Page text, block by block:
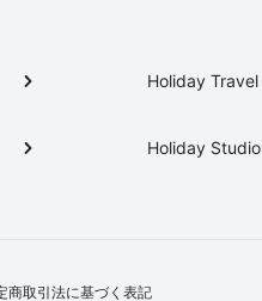
Holiday Travel
Holiday Studio
商取引法に基づく表記